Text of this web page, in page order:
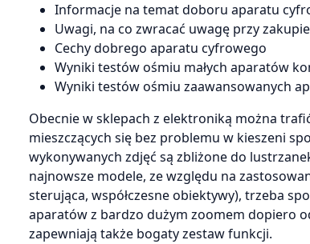
Informacje na temat doboru aparatu
Uwagi, na co zwracać uwagę przy
Cechy dobrego aparatu cyfrowego
Wyniki testów ośmiu małych aparatów
Wyniki testów ośmiu zaawansowanych
Obecnie w sklepach z elektroniką można
mieszczących się bez problemu w kieszeni
wykonywanych zdjęć są zbliżone do
najnowsze modele, ze względu na
sterująca, współczesne obiektywy), trzeba
aparatów z bardzo dużym zoomem dopiero
zapewniają także bogaty zestaw funkcji.